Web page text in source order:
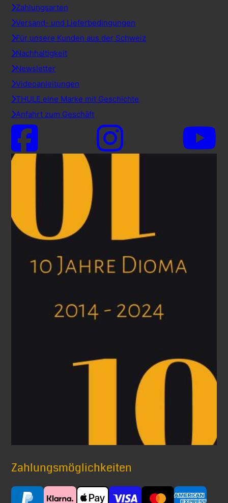
Zahlungsarten
Versand- und Lieferbedingungen
Für unsere Kunden aus der Schweiz
Nachhaltigkeit
Newsletter
Videoanleitungen
THULE eine Marke mit Geschichte
Anfahrt zum Geschäft
Zahlungsmöglichkeiten